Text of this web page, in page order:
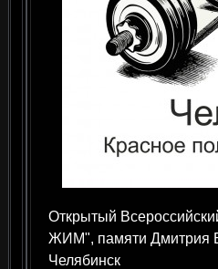
Открытый
ЖИМ", памяти Дмитрия
Челябинск